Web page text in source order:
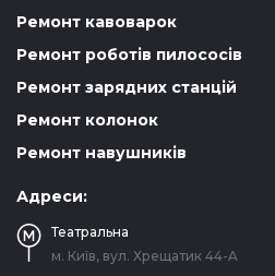
Ремонт кавоварок
Ремонт роботів пилососів
Ремонт зарядних станцій
Ремонт колонок
Ремонт навушників
Адреси:
Театральна
м. Київ, вул. Хрещатик 44-A